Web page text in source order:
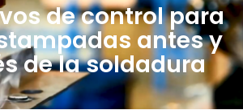
de control para
antes y
de la soldadura